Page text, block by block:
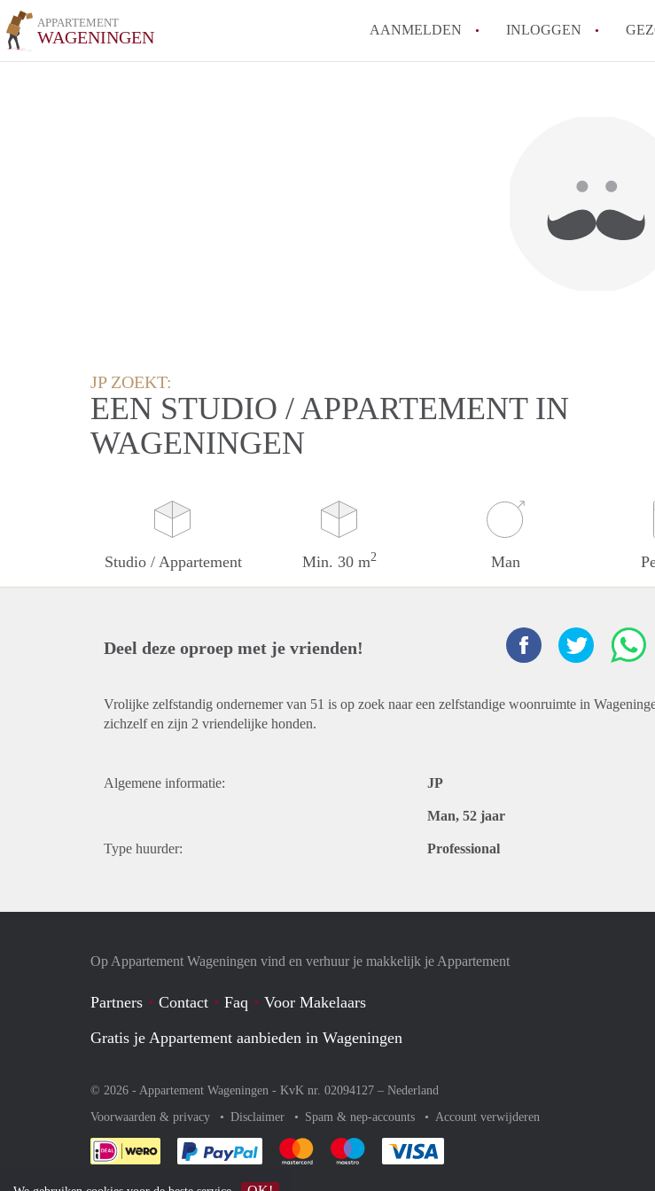
APPARTEMENT
WAGENINGEN AANMELDEN INLOGGEN
Wat is
Wat is de
Is
JP ZOEKT:
EEN STUDIO / APPARTEMENT IN
WAGENINGEN
Studio / Appartement Min. 30 m2 Man
Deel deze oproep met je vrienden!
Vrolijke zelfstandig ondernemer van 51 is op zoek naar een zelfstandige woonruimte in
zichzelf en zijn 2 vriendelijke honden.
Algemene informatie: JP
Man, 52 jaar
Type huurder: Professional
Op Appartement Wageningen vind en verhuur je makkelijk je Appartement
Partners Contact Faq
Voor Makelaars
Gratis je Appartement aanbieden in Wageningen
© 2026 - Appartement Wageningen - KvK nr. 02094127 – Nederland
Voorwaarden & privacy
Disclaimer Spam & nep-accounts Account verwijderen
Je rekent gemakkelijk af met Paypal
Je rekent gemakkelijk af met Mastercard
Je rekent gemakkelijk af met Meastro